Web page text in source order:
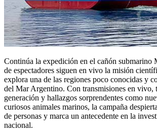
Continúa la expedición en el cañón submarino
de espectadores siguen en vivo la misión
explora una de las regiones poco conocidas y
del Mar Argentino. Con transmisiones en vivo,
generación y hallazgos sorprendentes como
curiosos animales marinos, la campaña
de personas y marca un antecedente en la
nacional.